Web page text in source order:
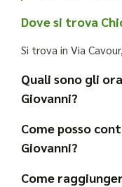
Dove si trova
Si trova in Via
Quali sono gli
Giovanni?
Come posso
Giovanni?
Come